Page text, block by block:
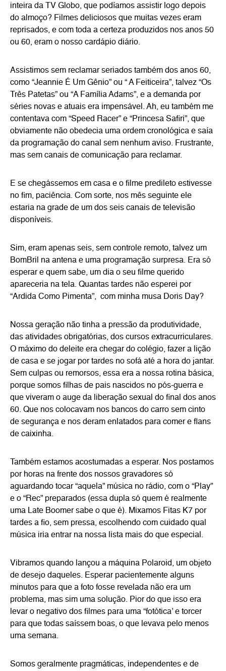
inteira da TV Globo, que podíamos assistir logo depois
do almoço? Filmes deliciosos que muitas vezes eram
reprisados, e com toda a certeza produzidos nos anos 50
ou 60, eram o nosso cardápio diário.
Assistimos sem reclamar seriados também dos anos 60,
como “Jeannie É Um Gênio” ou “ A Feiticeira”, talvez “Os
Três Patetas” ou “A Família Adams”, e a demanda por
séries novas e atuais era impensável. Ah, eu também me
contentava com “Speed Racer” e “Princesa Safiri”, que
obviamente não obedecia uma ordem cronológica e saía
da programação do canal sem nenhum aviso. Frustrante,
mas sem canais de comunicação para reclamar.
E se chegássemos em casa e o filme predileto estivesse
no fim, paciência. Com sorte, nos mês seguinte ele
estaria na grade de um dos seis canais de televisão
disponíveis.
Sim, eram apenas seis, sem controle remoto, talvez um
BomBril na antena e uma programação surpresa. Era só
esperar e quem sabe, um dia o seu filme querido
apareceria na tela. Quantas tardes não esperei por
“Ardida Como Pimenta”, com minha musa Doris Day?
Nossa geração não tinha a pressão da produtividade,
das atividades obrigatórias, dos cursos extracurriculares.
O máximo do deleite era chegar do colégio, fazer a lição
de casa e se jogar por tardes no sofá até a hora do jantar.
Sem culpas ou remorsos, essa era a nossa rotina básica,
porque somos filhas de pais nascidos no pós-guerra e
que viveram o auge da liberação sexual do final dos anos
60. Que nos colocavam nos bancos do carro sem cinto
de segurança e nos deram enlatados para comer e flans
de caixinha.
Também estamos acostumadas a esperar. Nos postamos
por horas na frente dos nossos gravadores só
aguardando tocar “aquela” música no rádio, com o “Play”
e o “Rec” preparados (essa dupla só quem é realmente
uma Late Boomer sabe o que é). Mixamos Fitas K7 por
tardes a fio, sem pressa, escolhendo com cuidado qual
música iria entrar na nossa lista mais do que especial.
Vibramos quando lançou a máquina Polaroid, um objeto
de desejo daqueles. Esperar pacientemente alguns
minutos para que a foto fosse revelada não era um
problema, mas sim uma solução. Pior do que isso era
levar o negativo dos filmes para uma “fotótica’ e torcer
para que todas saíssem boas, o que levava pelo menos
uma semana.
Somos geralmente pragmáticas, independentes e de